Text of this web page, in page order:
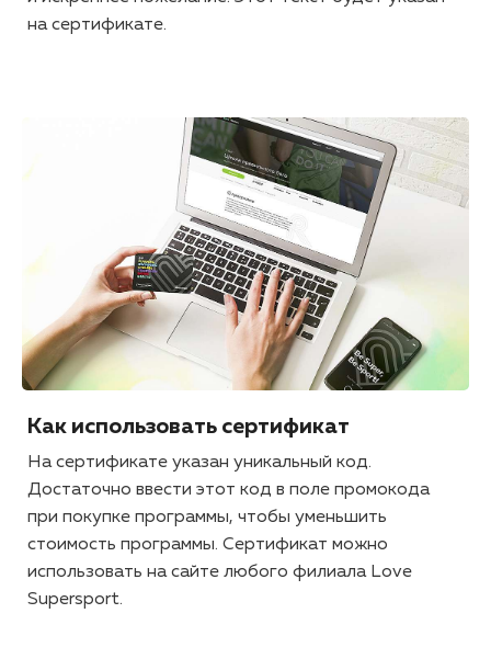
на сертификате.
Как использовать сертификат
На сертификате указан уникальный код.
Достаточно ввести этот код в поле промокода
при покупке программы, чтобы уменьшить
стоимость программы. Сертификат можно
использовать на сайте любого филиала Love
Supersport.